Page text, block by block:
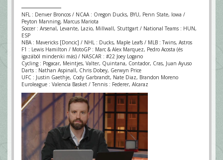
NFL : Denver Broncos / NCAA : Oregon Ducks, BYU, Penn State, Iowa /
Peyton Manning, Marcus Mariota
Soccer : Arsenal, Levante, Lazio, Millwall, Stuttgart / National Teams : HUN,
ESP
NBA : Mavericks [Doncic] / NHL : Ducks, Maple Leafs / MLB : Twins, Astros
F1 : Lewis Hamilton / MotoGP : Marc & Alex Marquez, Pedro Acosta (és
igazából mindenki más) / NASCAR : #22 Joey Logano
Cycling : Pogacar, Meintjes, Valter, Quintana, Contador, Cras, Juan Ayuso
Darts : Nathan Aspinall, Chris Dobey, Gerwyn Price
UFC : Justin Gaethje, Cody Garbrandt, Nate Diaz, Brandon Moreno
Euroleague : Valencia Basket / Tennis : Federer, Alcaraz